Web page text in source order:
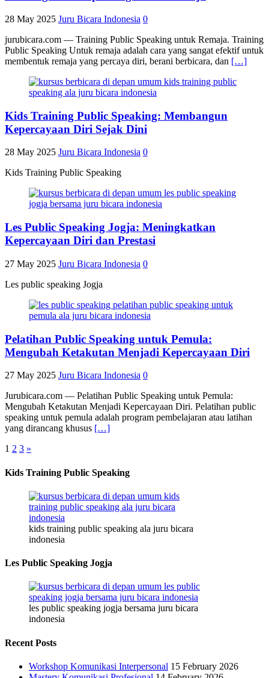
28 May 2025 Juru Bicara Indonesia 0
jurubicara.com — Training Public Speaking untuk Remaja. Training
Public Speaking Untuk remaja adalah cara yang sangat efektif untuk
membentuk remaja yang percaya diri, berani berbicara, dan […]
Kids Training Public Speaking: Membangun
Kepercayaan Diri Sejak Dini
28 May 2025 Juru Bicara Indonesia 0
Kids Training Public Speaking
Les Public Speaking Jogja: Meningkatkan
Kepercayaan Diri dan Prestasi
27 May 2025 Juru Bicara Indonesia 0
Les public speaking Jogja
Pelatihan Public Speaking untuk Pemula:
Mengubah Ketakutan Menjadi Kepercayaan Diri
27 May 2025 Juru Bicara Indonesia 0
Jurubicara.com — Pelatihan Public Speaking untuk Pemula:
Mengubah Ketakutan Menjadi Kepercayaan Diri. Pelatihan public
speaking untuk pemula adalah program pembelajaran atau latihan
yang dirancang khusus […]
1 2 3 »
Kids Training Public Speaking
kids training public speaking ala juru bicara
indonesia
Les Public Speaking Jogja
les public speaking jogja bersama juru bicara
indonesia
Recent Posts
Workshop Komunikasi Interpersonal 15 February 2026